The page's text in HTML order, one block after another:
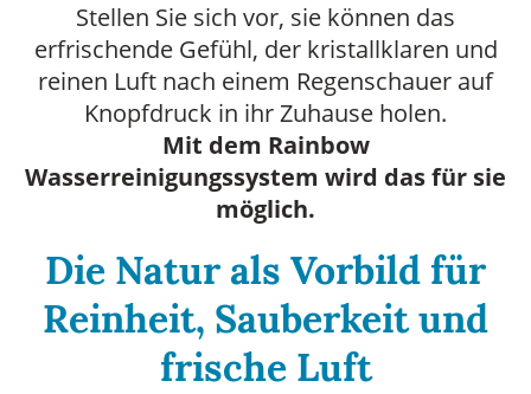
Stellen Sie sich vor, sie können das
erfrischende Gefühl, der kristallklaren und
reinen Luft nach einem Regenschauer auf
Knopfdruck in ihr Zuhause holen.
Mit dem Rainbow
Wasserreinigungssystem wird das für sie
möglich.
Die Natur als Vorbild für
Reinheit, Sauberkeit und
frische Luft